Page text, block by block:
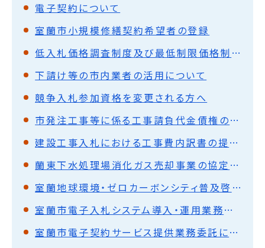
電子契約について
室蘭市小規模修繕契約希望者の登録
低入札価格調査制度及び最低制限価格制度の概要
下請け等の市内業者の活用について
競争入札参加資格を変更される方へ
市発注工事等に係る工事請負代金債権の譲渡を活用した融資制度等の活用について
建設工事入札における工事費内訳書の提出について
蘭東下水処理場消化ガス売却事業の協定締結について(平成26年11月12日更新)
室蘭地球環境・ゼロカーボンシティ普及啓発業務公募型プロポーザル
室蘭市電子入札システム導入・運用業務委託に係る公募型見積合わせの実施について
室蘭市電子契約サービス提供業務委託に係る入札の実施について